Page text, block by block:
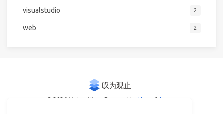
visualstudio 2
web 2
© 2026 Victor Woo Powered by Hexo & Icarus